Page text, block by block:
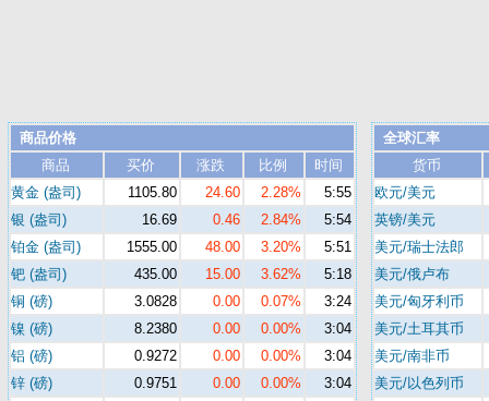
商品价格
商品
买价 涨跌 比例
时间
黄金 (盎司)
1105.80 24.60 2.28%
5:55
银 (盎司)
16.69 0.46 2.84%
5:54
铂金 (盎司)
1555.00 48.00 3.20%
5:51
钯 (盎司)
435.00 15.00 3.62%
5:18
铜 (磅)
3.0828 0.00 0.07%
3:24
镍 (磅)
8.2380 0.00 0.00%
3:04
铝 (磅)
0.9272 0.00 0.00%
3:04
锌 (磅)
0.9751 0.00 0.00%
3:04
全球汇率
货币
欧元/美元
英镑/美元
美元/瑞士法郎
美元/俄卢布
美元/匈牙利币
美元/土耳其币
美元/南非币
美元/以色列币